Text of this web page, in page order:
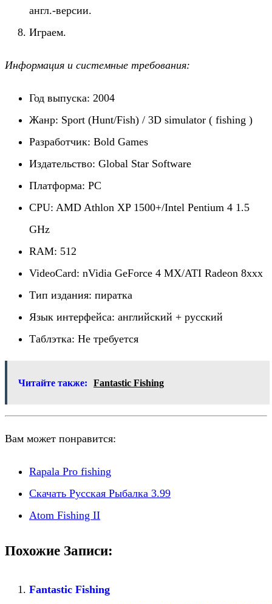
англ.-версии.
Играем.
Информация и системные требования:
Год выпуска: 2004
Жанр: Sport (Hunt/Fish) / 3D simulator ( fishing )
Разработчик: Bold Games
Издательство: Global Star Software
Платформа: PC
CPU: AMD Athlon XP 1500+/Intel Pentium 4 1.5
GHz
RAM: 512
VideoCard: nVidia GeForce 4 MX/ATI Radeon 8xxx
Тип издания: пиратка
Язык интерфейса: английский + русский
Таблэтка: Не требуется
Читайте также: Fantastic Fishing
Вам может понравится:
Rapala Pro fishing
Скачать Русская Рыбалка 3.99
Atom Fishing II
Похожие Записи:
Fantastic Fishing